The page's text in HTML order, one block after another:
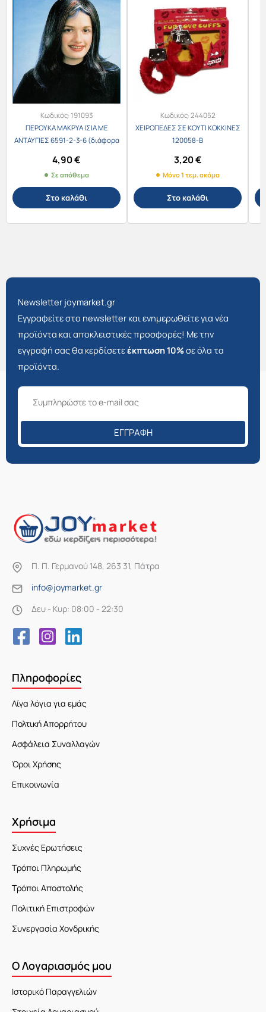
Κωδικός:191093
ΠΕΡΟΥΚΑ ΜΑΚΡΥΑ ΙΣΙΑ ΜΕ
ΑΝΤΑΥΓΙΕΣ 6591-2-3-6 (διάφορα
4,90€
Σε απόθεμα
Στο καλάθι
Κωδικός:244052
ΧΕΙΡΟΠΕΔΕΣ ΣΕ ΚΟΥΤΙ ΚΟΚΚΙΝΕΣ
120058-Β
3,20€
Μόνο 1 τεμ. ακόμα
Στο καλάθι
Newsletter joymarket.gr
Εγγραφείτε στο newsletter και ενημερωθείτε για νέα
προϊόντα και αποκλειστικές προσφορές! Με την
εγγραφή σας θα κερδίσετεέκπτωση 10%σε όλα τα
προϊόντα.
ΕΓΓΡΑΦΉ
Π. Π. Γερμανού 148, 263 31, Πάτρα
info@joymarket.gr
Δευ - Κυρ: 08:00 - 22:30
Πληροφορίες
Λίγα λόγια για εμάς
Πολτική Απορρήτου
Ασφάλεια Συναλλαγών
Όροι Χρήσης
Επικοινωνία
Χρήσιμα
Συχνές Ερωτήσεις
Τρόποι Πληρωμής
Τρόποι Αποστολής
Πολιτική Επιστροφών
Συνεργασία Χονδρικής
Ο Λογαριασμός μου
Ιστορικό Παραγγελιών